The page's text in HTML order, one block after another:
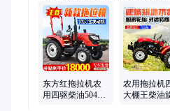
东方红拖拉机农
用四驱柴油504大
农用拖拉机
大棚王柴油